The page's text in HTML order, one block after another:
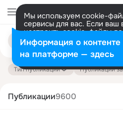
Мы используем cookie-
сервисы для вас. Если ваш
настроить cookie-файлы
представитель. Больше
Разрешить все
Поиск
публикациям
Тип публикации Публикации
Публикации9600
Информация о контенте
на платформе — здесь